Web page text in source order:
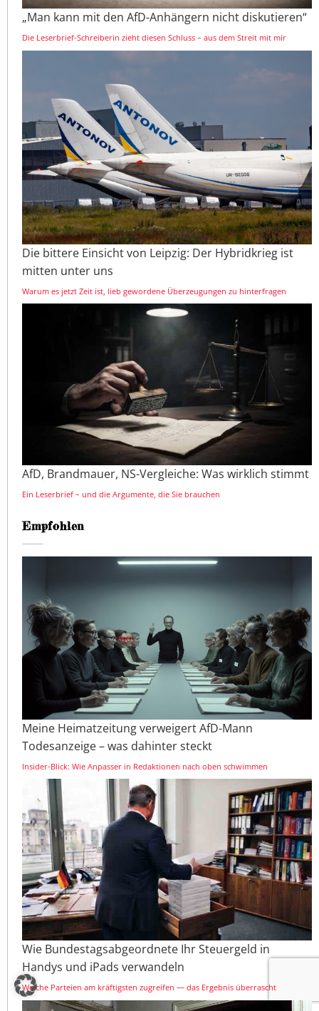
„Man kann mit den AfD-Anhängern nicht diskutieren“
Die Leserbrief-Schreiberin zieht diesen Schluss – aus dem Streit mit mir
Die bittere Einsicht von Leipzig: Der Hybridkrieg ist
mitten unter uns
Warum es jetzt Zeit ist, lieb gewordene Überzeugungen zu hinterfragen
AfD, Brandmauer, NS-Vergleiche: Was wirklich stimmt
Ein Leserbrief – und die Argumente, die Sie brauchen
Empfohlen
Meine Heimatzeitung verweigert AfD-Mann
Todesanzeige – was dahinter steckt
Insider-Blick: Wie Anpasser in Redaktionen nach oben schwimmen
Wie Bundestagsabgeordnete Ihr Steuergeld in
Handys und iPads verwandeln
Welche Parteien am kräftigsten zugreifen — das Ergebnis überrascht